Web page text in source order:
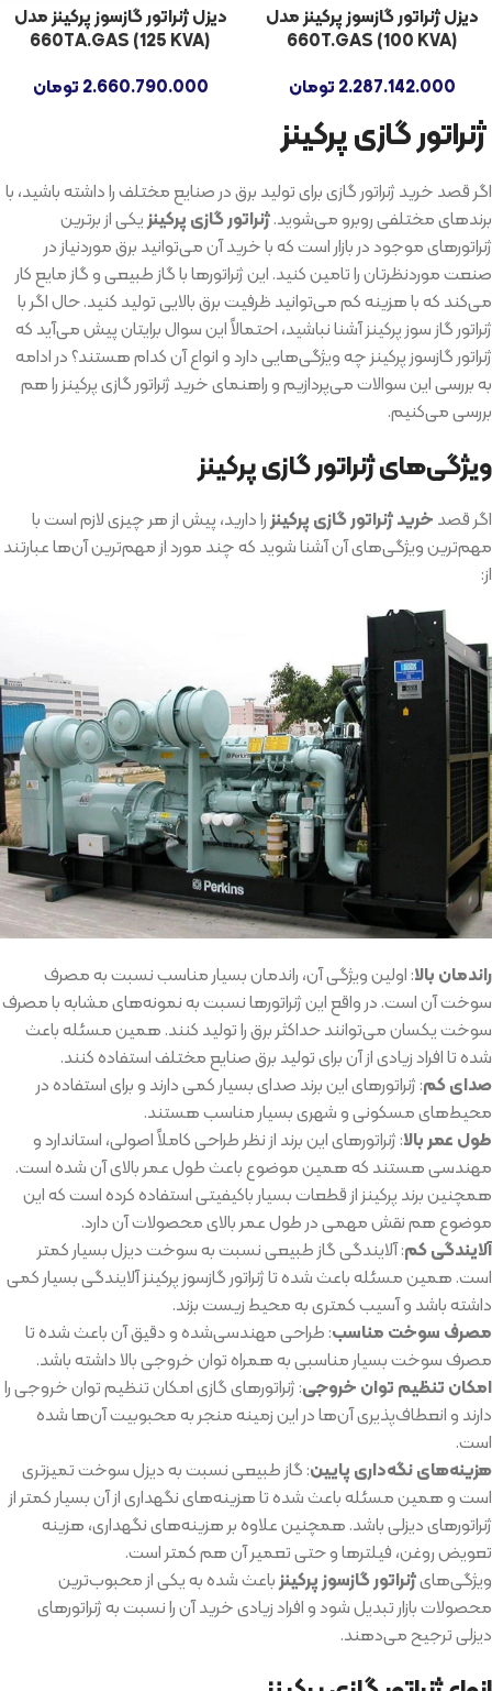
دیزل ژنراتور گازسوز پرکینز مدل
660T.GAS (100 KVA)
2.287.142.000تومان
دیزل ژنراتور گازسوز پرکینز مدل
660TA.GAS (125 KVA)
2.660.790.000تومان
ژنراتور گازی پرکینز
اگر قصد خرید ژنراتور گازی برای تولید برق در صنایع مختلف را داشته باشید، با
برندهای مختلفی روبرو می‌شوید.ژنراتور گازی پرکینزیکی از برترین
ژنراتورهای موجود در بازار است که با خرید آن می‌توانید برق موردنیاز در
صنعت موردنظرتان را تامین کنید. این ژنراتورها با گاز طبیعی و گاز مایع کار
می‌کند که با هزینه کم می‌توانید ظرفیت برق بالایی تولید کنید. حال اگر با
ژنراتور گاز سوز پرکینز آشنا نباشید، احتمالاً این سوال برایتان پیش می‌آید که
ژنراتور گازسوز پرکینز چه ویژگی‌هایی دارد و انواع آن کدام هستند؟ در ادامه
به بررسی این سوالات می‌پردازیم و راهنمای خرید ژنراتور گازی پرکینز را هم
بررسی می‌کنیم.
ویژگی‌های ژنراتور گازی پرکینز
اگر قصدخرید ژنراتور گازی پرکینزرا دارید، پیش از هر چیزی لازم است با
مهم‌ترین ویژگی‌های آن آشنا شوید که چند مورد از مهم‌ترین آن‌ها عبارتند
از:
راندمان بالا: اولین ویژگی آن، راندمان بسیار مناسب نسبت به مصرف
سوخت آن است. در واقع این ژنراتورها نسبت به نمونه‌های مشابه با مصرف
سوخت یکسان می‌توانند حداکثر برق را تولید کنند. همین مسئله باعث
شده تا افراد زیادی از آن برای تولید برق صنایع مختلف استفاده کنند.
صدای کم: ژنراتورهای این برند صدای بسیار کمی دارند و برای استفاده در
محیط‌های مسکونی و شهری بسیار مناسب هستند.
طول عمر بالا: ژنراتورهای این برند از نظر طراحی کاملاً اصولی، استاندارد و
مهندسی هستند که همین موضوع باعث طول عمر بالای آن شده است.
همچنین برند پرکینز از قطعات بسیار باکیفیتی استفاده کرده است که این
موضوع هم نقش مهمی در طول عمر بالای محصولات آن دارد.
آلایندگی کم: آلایندگی گاز طبیعی نسبت به سوخت دیزل بسیار کمتر
است. همین مسئله باعث شده تا ژنراتور گازسوز پرکینز آلایندگی بسیار کمی
داشته باشد و آسیب کمتری به محیط زیست بزند.
مصرف سوخت مناسب: طراحی مهندسی‌شده و دقیق آن باعث شده تا
مصرف سوخت بسیار مناسبی به همراه توان خروجی بالا داشته باشد.
امکان تنظیم توان خروجی: ژنراتورهای گازی امکان تنظیم توان خروجی را
دارند و انعطاف‌پذیری آن‌ها در این زمینه منجر به محبوبیت آن‌ها شده
است.
هزینه‌های نگه‌داری پایین: گاز طبیعی نسبت به دیزل سوخت تمیزتری
است و همین مسئله باعث شده تا هزینه‌های نگهداری از آن بسیار کمتر از
ژنراتورهای دیزلی باشد. همچنین علاوه بر هزینه‌های نگهداری، هزینه
تعویض روغن، فیلترها و حتی تعمیر آن هم کمتر است.
ویژگی‌هایژنراتور گازسوز پرکینزباعث شده به یکی از محبوب‌ترین
محصولات بازار تبدیل شود و افراد زیادی خرید آن را نسبت به ژنراتورهای
دیزلی ترجیح می‌دهند.